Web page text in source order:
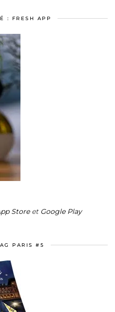
: FRESH APP
Storeet Google Play
PARIS #5